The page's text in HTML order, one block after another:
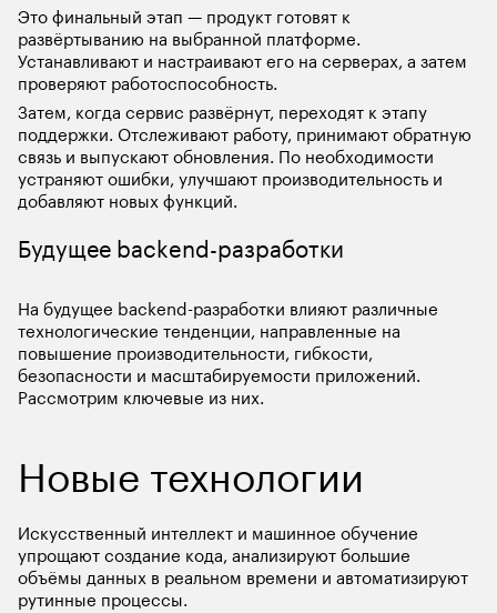
Это финальный этап — продукт готовят к
развёртыванию на выбранной платформе.
Устанавливают и настраивают его на серверах, а затем
проверяют работоспособность.
Затем, когда сервис развёрнут, переходят к этапу
поддержки. Отслеживают работу, принимают обратную
связь и выпускают обновления. По необходимости
устраняют ошибки, улучшают производительность и
добавляют новых функций.
Будущее backend-разработки
На будущее backend-разработки влияют различные
технологические тенденции, направленные на
повышение производительности, гибкости,
безопасности и масштабируемости приложений.
Рассмотрим ключевые из них.
Новые технологии
Искусственный интеллект и машинное обучение
упрощают создание кода, анализируют большие
объёмы данных в реальном времени и автоматизируют
рутинные процессы.